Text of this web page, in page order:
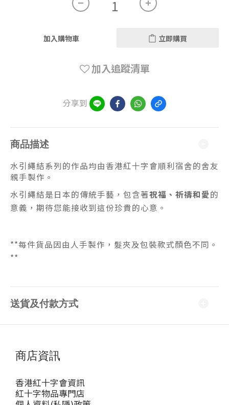
加入購物車 立即購買
加入追蹤清單
分享到
商品描述
水引繩結系列的作品均由香港紅十字會順利宿舍的舍友
親手製作。
水引繩結是日本的傳統手藝，包含著祝福、祈禱和愛的
意義，期待您能接收到這份珍貴的心意。
**每件貨品因由人手製作，髮夾及包裝款式顏色不同。
**
送貨及付款方式
商店資訊
香港紅十字會資訊
紅十字物品專門店